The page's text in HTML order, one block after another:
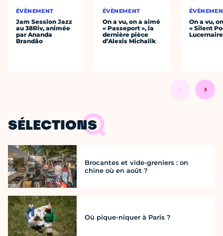
ÉVÈNEMENT
Jam Session Jazz
au 38Riv, animée
par Ananda
Brandão
ÉVÈNEMENT
On a vu, on a aimé
« Passeport », la
dernière pièce
d’Alexis Michalik
On a vu,
« Silent
Lucernaire
SÉLECTIONS
Brocantes et vide-greniers : on
chine où en août ?
Où pique-niquer à Paris ?